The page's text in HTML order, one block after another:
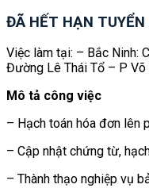
ĐÃ HẾT HẠN TUYỂN
Việc làm tại: – Bắc Ninh:
Đường Lê Thái Tổ – P Võ
Mô tả công việc
– Hạch toán hóa đơn lên
– Cập nhật chứng từ,
– Thành thạo nghiệp vụ